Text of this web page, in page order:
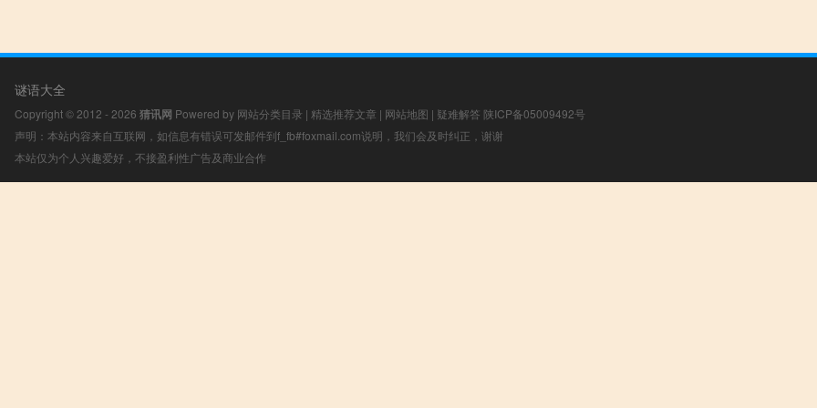
谜语大全
Copyright © 2012 - 2026 猜讯网 Powered by 网站分类目录 | 精选推荐文章 | 网站地图 | 疑难解答 陕ICP备05009492号
声明：本站内容来自互联网，如信息有错误可发邮件到f_fb#foxmail.com说明，我们会及时纠正，谢谢
本站仅为个人兴趣爱好，不接盈利性广告及商业合作